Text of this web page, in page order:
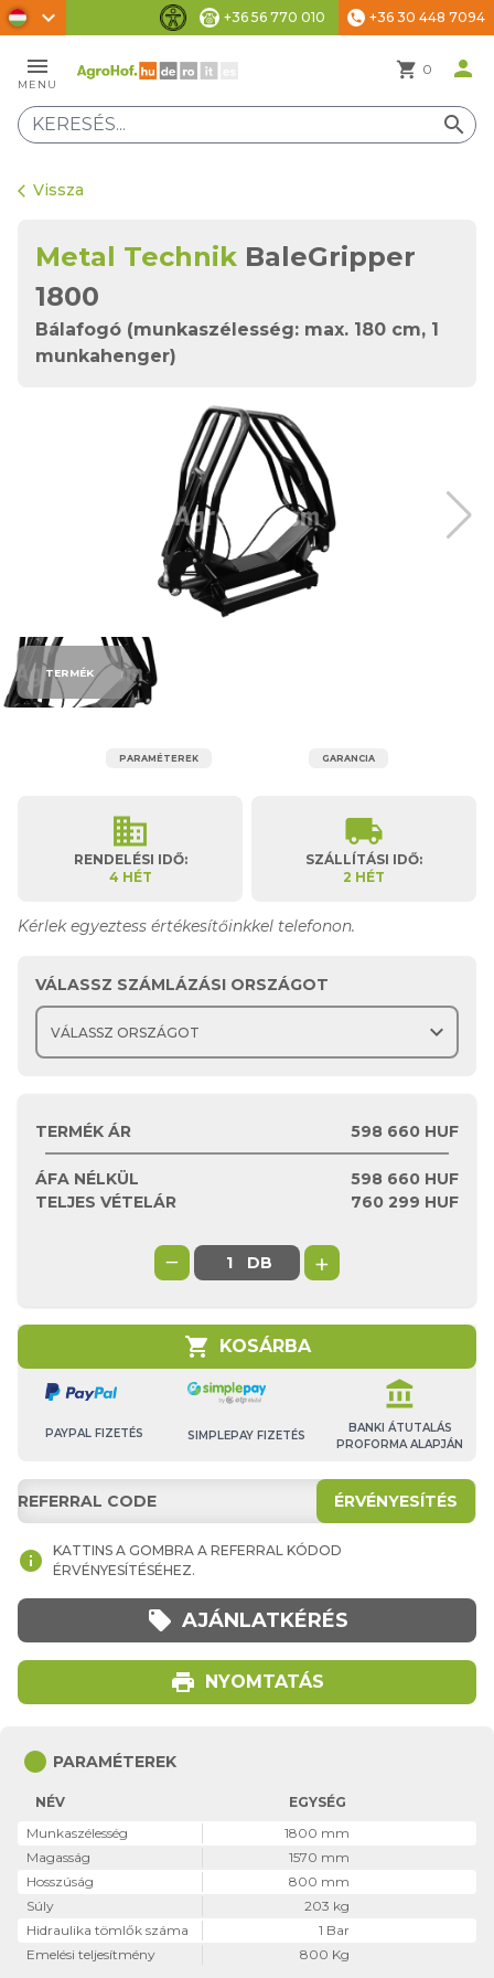
chevron_right
Akadálymentesítési beállítások
+36 56 770 010 phone +36 30 448 7094
menu
MENU
shopping_cart 0 person
search
arrow_back_ios Vissza
Metal Technik BaleGripper
1800
Bálafogó (munkaszélesség: max. 180 cm, 1
munkahenger)
TERMÉK
PARAMÉTEREK GARANCIA
Kérlek egyeztess értékesítőinkkel telefonon.
business
RENDELÉSI IDŐ:
4 HÉT
local_shipping
SZÁLLÍTÁSI IDŐ:
2 HÉT
VÁLASSZ SZÁMLÁZÁSI ORSZÁGOT
expand_more
TERMÉK ÁR 598 660 HUF
ÁFA NÉLKÜL 598 660 HUF
TELJES VÉTELÁR
760 299 HUF
− DB +
shopping_cart KOSÁRBA
PAYPAL FIZETÉS SIMPLEPAY FIZETÉS
account_balance
BANKI ÁTUTALÁS
PROFORMA ALAPJÁN
ÉRVÉNYESÍTÉS
info
KATTINS A GOMBRA A REFERRAL KÓDOD
ÉRVÉNYESÍTÉSÉHEZ.
local_offer AJÁNLATKÉRÉS
print NYOMTATÁS
circle PARAMÉTEREK
NÉV
EGYSÉG
Munkaszélesség
1800 mm
Magasság
1570 mm
Hosszúság
800 mm
Súly
203 kg
Hidraulika tömlők száma
1 Bar
Emelési teljesítmény
800 Kg